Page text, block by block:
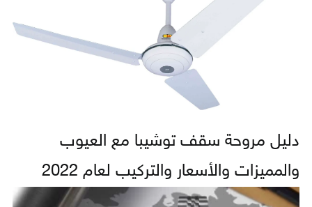
دليل مروحة سقف توشيبا مع العيوب
والمميزات والأسعار والتركيب لعام 2022